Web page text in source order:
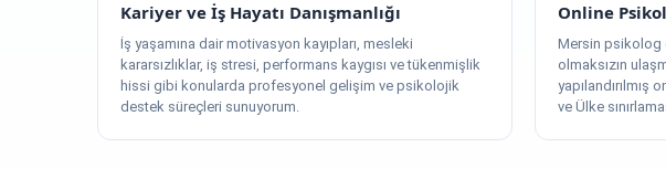
Kariyer ve İş Hayatı Danışmanlığı
İş yaşamına dair motivasyon kayıpları, mesleki
kararsızlıklar, iş stresi, performans kaygısı ve tükenmişlik
hissi gibi konularda profesyonel gelişim ve psikolojik
destek süreçleri sunuyorum.
Online
Mersin psikolog
olmaksızın
ve Ülke